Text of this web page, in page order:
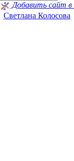
Добавить сайт в
Светлана Колосова